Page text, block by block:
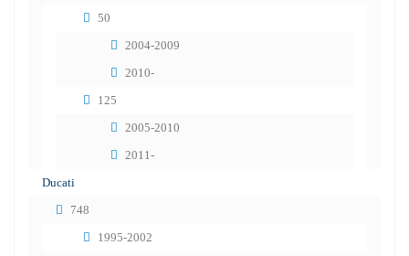
50
2004-2009
2010-
125
2005-2010
2011-
Ducati
748
1995-2002